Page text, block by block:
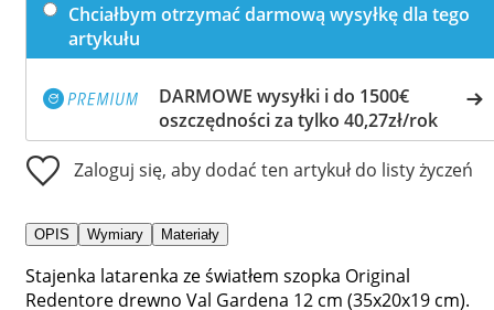
Chciałbym otrzymać darmową wysyłkę dla tego
artykułu
DARMOWE wysyłki i do 1500€
oszczędności za tylko 40,27zł/rok
Zaloguj się, aby dodać ten artykuł do listy życzeń
OPIS Wymiary Materiały
Stajenka latarenka ze światłem szopka Original
Redentore drewno Val Gardena 12 cm (35x20x19 cm).